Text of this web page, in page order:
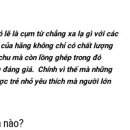
lẽ là cụm từ chẳng xa lạ gì với các
hãng không chỉ có chất lượng
mà còn lồng ghép trong đó
đáng giá. Chính vì thế mà những
trẻ nhỏ yêu thích mà người lớn
nào?